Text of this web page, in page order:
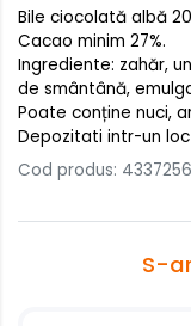
Bile ciocolată albă
Cacao minim 27%.
Ingrediente: zahăr,
de smântână,
Poate conține nuci,
Depozitati intr-un
Cod produs:
S-